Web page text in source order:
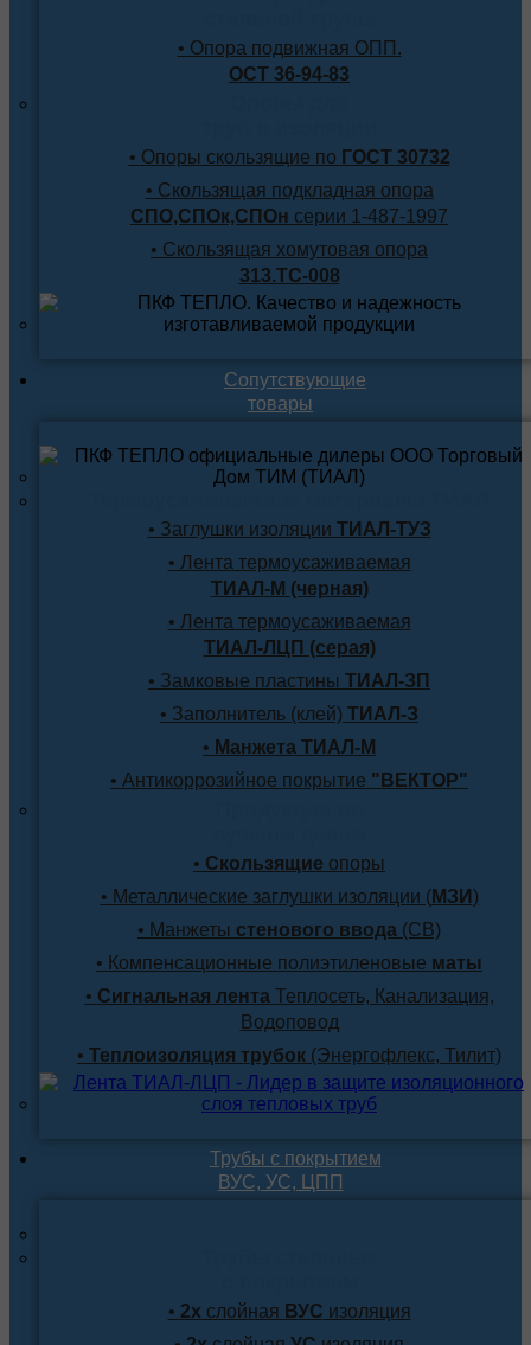
• Опора подвижная ОПП.
ОСТ 36-94-83
• Опоры скользящие по ГОСТ 30732
• Скользящая подкладная опора
СПО,СПОк,СПОн серии 1-487-1997
• Скользящая хомутовая опора
313.ТС-008
Сопутствующие
товары
• Заглушки изоляции ТИАЛ-ТУЗ
• Лента термоусаживаемая
ТИАЛ-М (черная)
• Лента термоусаживаемая
ТИАЛ-ЛЦП (серая)
• Замковые пластины ТИАЛ-ЗП
• Заполнитель (клей) ТИАЛ-З
• Манжета ТИАЛ-М
• Антикоррозийное покрытие "ВЕКТОР"
• Скользящие опоры
• Металлические заглушки изоляции (МЗИ )
• Манжеты стенового ввода (СВ)
• Компенсационные полиэтиленовые маты
• Сигнальная лентаТеплосеть, Канализация,
Водоповод
• Теплоизоляция трубок (Энергофлекс, Тилит)
Трубы с покрытием
ВУС, УС, ЦПП
• 2х слойная ВУС изоляция